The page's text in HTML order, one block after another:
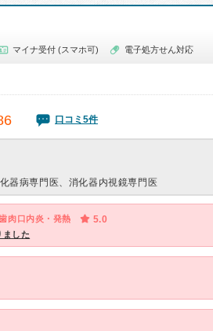
マイナ受付 (スマホ可) 電子処方せん対応
口コミ5件
器病専門医、消化器内視鏡専門医
肉口内炎・発熱 5.0
ました